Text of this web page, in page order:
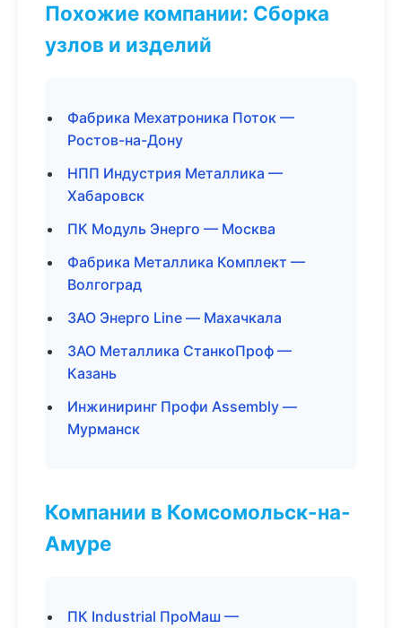
Похожие компании: Сборка
узлов и изделий
Фабрика Мехатроника Поток —
Ростов-на-Дону
НПП Индустрия Металлика —
Хабаровск
ПК Модуль Энерго — Москва
Фабрика Металлика Комплект —
Волгоград
ЗАО Энерго Line — Махачкала
ЗАО Металлика СтанкоПроф —
Казань
Инжиниринг Профи Assembly —
Мурманск
Компании в Комсомольск-на-
Амуре
ПК Industrial ПроМаш —